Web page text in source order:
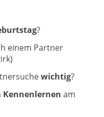
?
einem Partner
wichtig?
Kennenlernen am